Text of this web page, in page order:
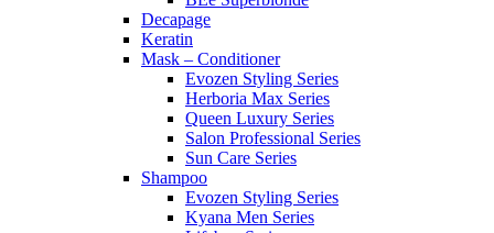
Decapage
Keratin
Mask – Conditioner
Evozen Styling Series
Herboria Max Series
Queen Luxury Series
Salon Professional Series
Sun Care Series
Shampoo
Evozen Styling Series
Kyana Men Series